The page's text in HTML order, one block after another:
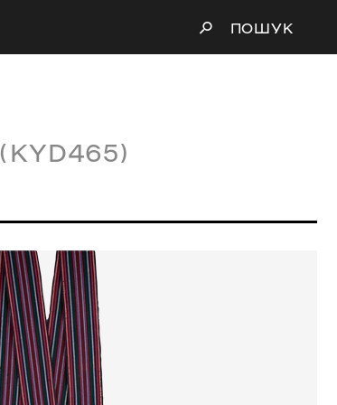
ПОШУК
(KYD465)